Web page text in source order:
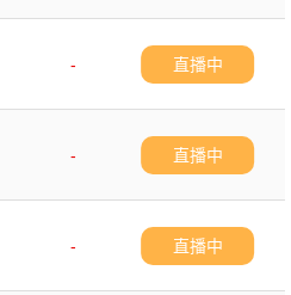
-
直播中
-
直播中
-
直播中